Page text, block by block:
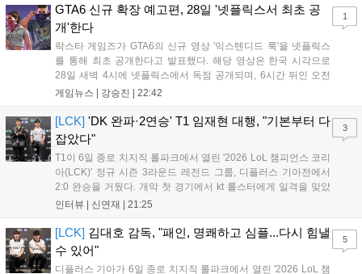
가 특징입니다. 정식 출시를 앞두고 탄탄한 게임성을 선보여 기대
감을 높였습니다....
GTA6 신규 확장 예고편, 28일 '넷플릭스서 최초 공
개'한다
락스타 게임즈가 GTA6의 신규 영상 '익스텐디드 룩'을 넷플릭스
를 통해 최초 공개한다고 발표했다. 해당 영상은 한국 시각으로
28일 새벽 4시에 넷플릭스에서 독점 공개되며, 6시간 뒤인 오전
10시부터 공식 유튜브와 홈페이지에서도 확인할 수 있다. 기존보
이례적인 협업이 향후 게임 마케팅 방식에 어떤 변화를 가져올지
전 세계 팬들의 이목이 쏠리고 있다....
게임뉴스 | 강승진 22:42
1
[LCK] 'DK 완파·2연승' T1 임재현 대행, "기본부터 다
잡았다"
T1이 6일 종로 치지직 롤파크에서 열린 '2026 LoL 챔피언스 코리
아(LCK)' 정규 시즌 3라운드 레전드 그룹, 디플러스 기아전에서
2:0 완승을 거뒀다. 개막 첫 경기에서 kt 롤스터에게 일격을 맞았
지만, 젠지 e스포츠의 홈 경기에서 원정 승리를 챙기며 분위기를
한 모습이었다. 다음은...
인터뷰 | 신연재 21:25
3
[LCK] 김대호 감독, "패인, 명쾌하고 심플...다시 힘낼
수 있어"
디플러스 기아가 6일 종로 치지직 롤파크에서 열린 '2026 LoL 챔
5